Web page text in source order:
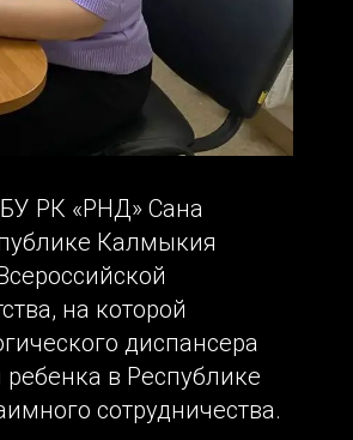
РК «РНД» Сана
Калмыкия
на которой
диспансера
в Республике
сотрудничества.